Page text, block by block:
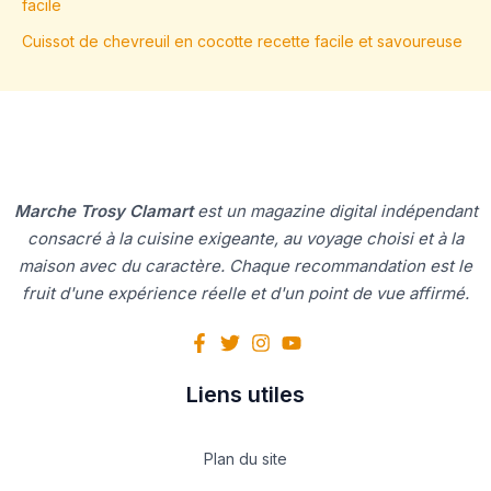
facile
Cuissot de chevreuil en cocotte recette facile et savoureuse
Marche Trosy Clamartest un magazine digital indépendant
consacré à la cuisine exigeante, au voyage choisi et à la
maison avec du caractère. Chaque recommandation est le
fruit d'une expérience réelle et d'un point de vue affirmé.
Liens utiles
Plan du site